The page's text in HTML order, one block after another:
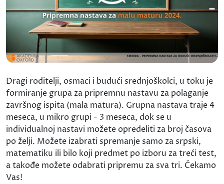
Dragi roditelji, osmaci i budući srednjoškolci, u toku je
formiranje grupa za pripremnu nastavu za polaganje
završnog ispita (mala matura). Grupna nastava traje 4
meseca, u mikro grupi - 3 meseca, dok se u
individualnoj nastavi možete opredeliti za broj časova
po želji. Možete izabrati spremanje samo za srpski,
matematiku ili bilo koji predmet po izboru za treći test,
a takođe možete odabrati pripremu za sva tri. Čekamo
Vas!